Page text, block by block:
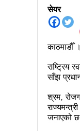
सेयर
काठमाडौँ ।
राष्ट्रिय
साँझ
श्रम,
जनाएको